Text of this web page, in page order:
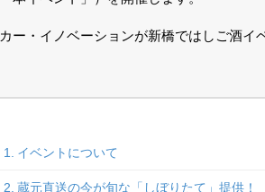
ー・イノベーションが新橋ではしご酒イ
イベントについて
蔵元直送の今が旬な「しぼりたて」提供！